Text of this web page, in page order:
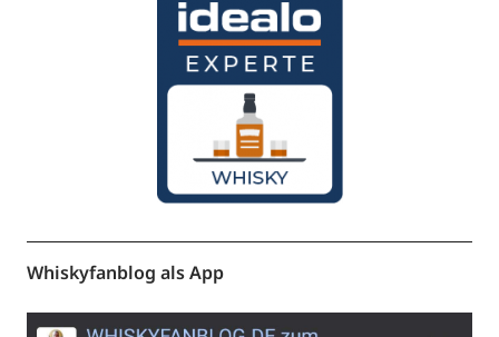
Whiskyfanblog als App